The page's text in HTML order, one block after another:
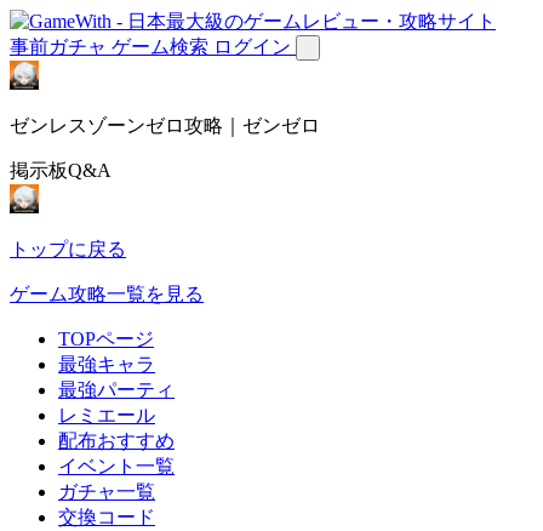
事前ガチャ ゲーム検索 ログイン
ゼンレスゾーンゼロ攻略｜ゼンゼロ
掲示板Q&A
トップに戻る
ゲーム攻略一覧を見る
TOPページ
最強キャラ
最強パーティ
レミエール
配布おすすめ
イベント一覧
ガチャ一覧
交換コード